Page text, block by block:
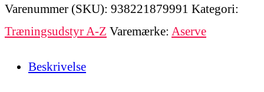
Varenummer (SKU): 938221879991 Kategori:
Træningsudstyr A-Z Varemærke: Aserve
Beskrivelse